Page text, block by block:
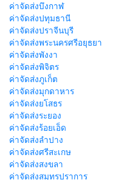
ค่าจัดส่งบึงกาฬ
ค่าจัดส่งปทุมธานี
ค่าจัดส่งปราจีนบุรี
ค่าจัดส่งพระนครศรีอยุธยา
ค่าจัดส่งพังงา
ค่าจัดส่งพิจิตร
ค่าจัดส่งภูเก็ต
ค่าจัดส่งมุกดาหาร
ค่าจัดส่งยโสธร
ค่าจัดส่งระยอง
ค่าจัดส่งร้อยเอ็ด
ค่าจัดส่งลำปาง
ค่าจัดส่งศรีสะเกษ
ค่าจัดส่งสงขลา
ค่าจัดส่งสมุทรปราการ